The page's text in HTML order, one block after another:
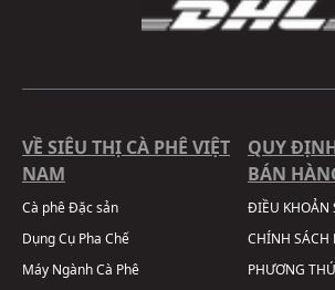
VỀ SIÊU THỊ CÀ PHÊ VIỆT
NAM
Cà phê Đặc sản
Dụng Cụ Pha Chế
Máy Ngành Cà Phê
QUY
BÁN
ĐIỀU KHOẢN
CHÍNH SÁCH
PHƯƠNG